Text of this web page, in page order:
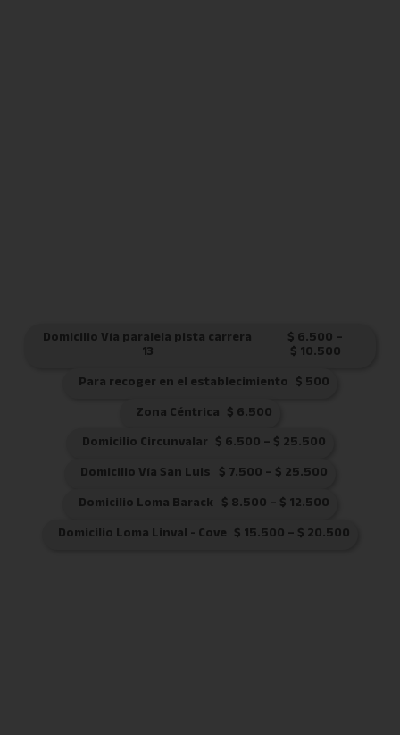
Domicilio Vía paralela pista carrera
13
$ 6.500 –
$ 10.500
Para recoger en el establecimiento $ 500
Zona Céntrica $ 6.500
Domicilio Circunvalar $ 6.500 – $ 25.500
Domicilio Vía San Luis $ 7.500 – $ 25.500
Domicilio Loma Barack $ 8.500 – $ 12.500
Domicilio Loma Linval - Cove $ 15.500 – $ 20.500